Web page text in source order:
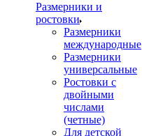
Размерники и
ростовки
Размерники
международные
Размерники
универсальные
Ростовки с
двойными
числами
(четные)
Для детской